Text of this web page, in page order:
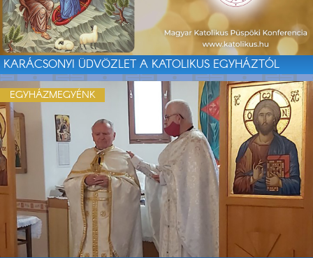
KARÁCSONYI ÜDVÖZLET A KATOLIKUS EGYHÁZTÓL
EGYHÁZMEGYÉNK